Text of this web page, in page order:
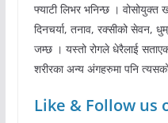
फ्याटी लिभर भनिन्छ । वोसोयुक्त
दिनचर्या, तनाव, रक्सीको सेवन,
जम्छ । यस्तो रोगले धेरैलाई
शरीरका अन्य अंगहरुमा पनि
Like & Follow us